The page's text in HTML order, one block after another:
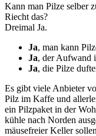
Kann man Pilze selber
Riecht das?
Dreimal Ja.
Ja, man kann
Ja, der Aufwand
Ja, die Pilze
Es gibt viele Anbieter
Pilz im Kaffe und
ein Pilzpaket in der
kühle nach Norden
mäusefreier Keller